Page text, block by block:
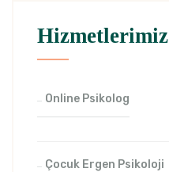
Hizmetlerimiz
Online Psikolog
Çocuk Ergen Psikoloji